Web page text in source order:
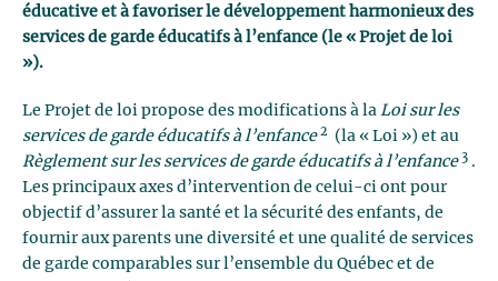
éducative et à favoriser le développement harmonieux des
services de garde éducatifs à l’enfance (le « Projet de loi
»).
Le Projet de loi propose des modifications à la Loi sur les
services de garde éducatifs à l’enfance 2
(la « Loi ») et au
Règlement sur les services de garde éducatifs à l’enfance 3 .
Les principaux axes d’intervention de celui-ci ont pour
objectif d’assurer la santé et la sécurité des enfants, de
fournir aux parents une diversité et une qualité de services
de garde comparables sur l’ensemble du Québec et de